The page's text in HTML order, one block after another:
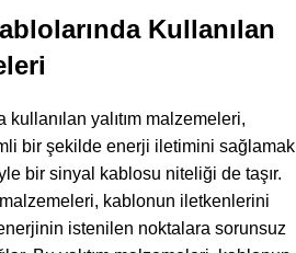
Kullanılan
yalıtım malzemeleri,
bir şekilde enerji iletimini sağlamak
bir sinyal kablosu niteliği de taşır.
kablonun iletkenlerini
istenilen noktalara sorunsuz